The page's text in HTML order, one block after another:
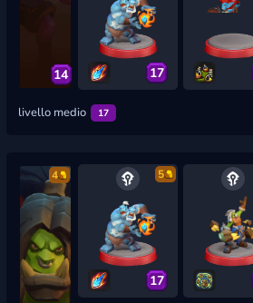
14 17
livello medio 17
4 5
17